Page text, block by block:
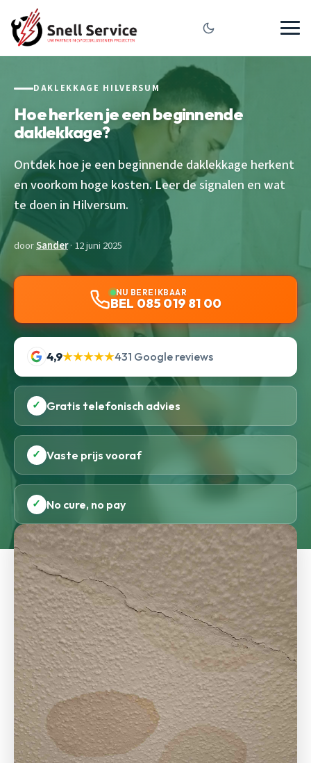
DAKLEKKAGE HILVERSUM
Hoe herken je een beginnende
daklekkage?
Ontdek hoe je een beginnende daklekkage herkent
en voorkom hoge kosten. Leer de signalen en wat
te doen in Hilversum.
doorSander· 12 juni 2025
NU BEREIKBAAR
BEL 085 019 81 00
4,9★★★★★431 Google reviews
✓ Gratis telefonisch advies
✓ Vaste prijs vooraf
✓ No cure, no pay